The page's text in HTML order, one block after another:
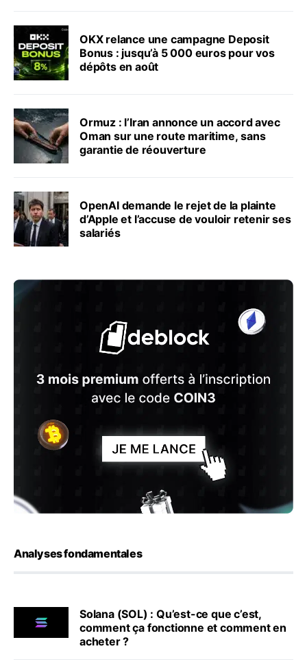
OKX relance une campagne Deposit
Bonus : jusqu’à 5 000 euros pour vos
dépôts en août
Ormuz : l’Iran annonce un accord avec
Oman sur une route maritime, sans
garantie de réouverture
OpenAI demande le rejet de la plainte
d’Apple et l’accuse de vouloir retenir ses
salariés
Analyses fondamentales
Solana (SOL) : Qu’est-ce que c’est,
comment ça fonctionne et comment en
acheter ?